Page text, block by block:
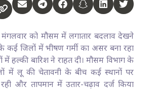
मंगलवार को मौसम में लगातार बदलाव देखने
कई जिलों में भीषण गर्मी का असर बना रहा
हल्की बारिश ने राहत दी। मौसम विभाग के
में लू की चेतावनी के बीच कई स्थानों पर
और तापमान में उतार-चढ़ाव दर्ज किया